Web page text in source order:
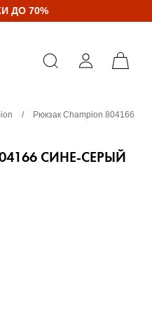
ДО 70%
/
Рюкзак Champion 804166
СИНЕ-СЕРЫЙ